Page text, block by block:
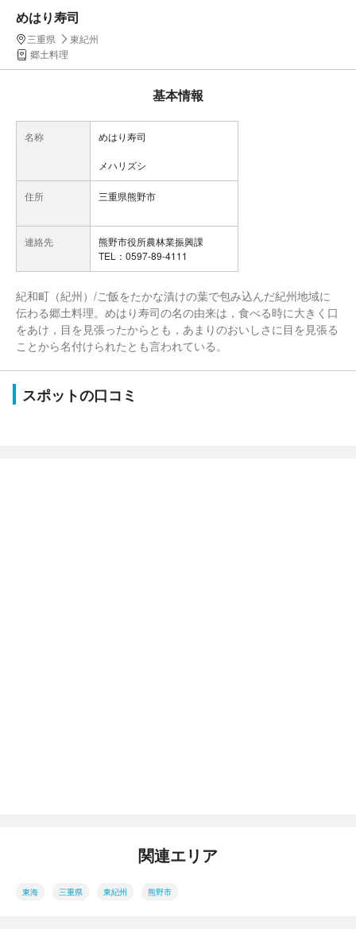
めはり寿司
三重県
東紀州
郷土料理
基本情報
名称 めはり寿司
メハリズシ
住所 三重県熊野市
連絡先
熊野市役所農林業振興課
TEL：0597-89-4111
紀和町（紀州）/ご飯をたかな漬けの葉で包み込んだ紀州地域に
伝わる郷土料理。めはり寿司の名の由来は，食べる時に大きく口
をあけ，目を見張ったからとも，あまりのおいしさに目を見張る
ことから名付けられたとも言われている。
スポットの口コミ
関連エリア
東海 三重県 東紀州 熊野市